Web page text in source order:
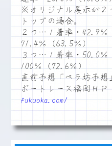
※オリジナル展示が２
トップの場合。
２つ…１着率・42.9％
71.4％（63.5％）
３つ…１着率・50.0％
100％（72.6％）
直前予想「ペラ坊予
ボートレース福岡Ｈ
fukuoka.com/